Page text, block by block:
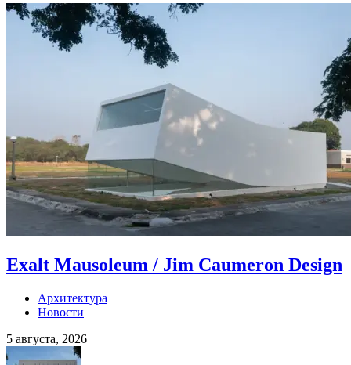
Exalt Mausoleum / Jim Caumeron Design
Архитектура
Новости
5 августа, 2026